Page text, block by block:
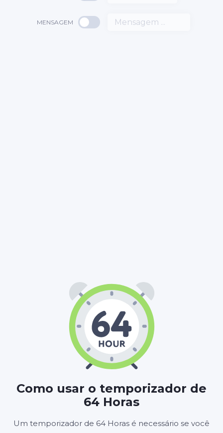
MENSAGEM
Como usar o temporizador de
64 Horas
Um temporizador de 64 Horas é necessário se você
64 00
MINUTOS 00